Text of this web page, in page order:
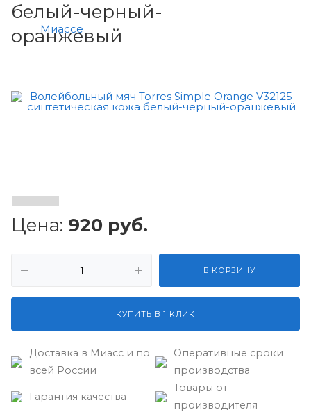
белый-черный-
оранжевый
Цена: 920 руб.
В КОРЗИНУ
КУПИТЬ В 1 КЛИК
Доставка в Миасс и по
всей России
Оперативные сроки
производства
Гарантия качества
Товары от
производителя